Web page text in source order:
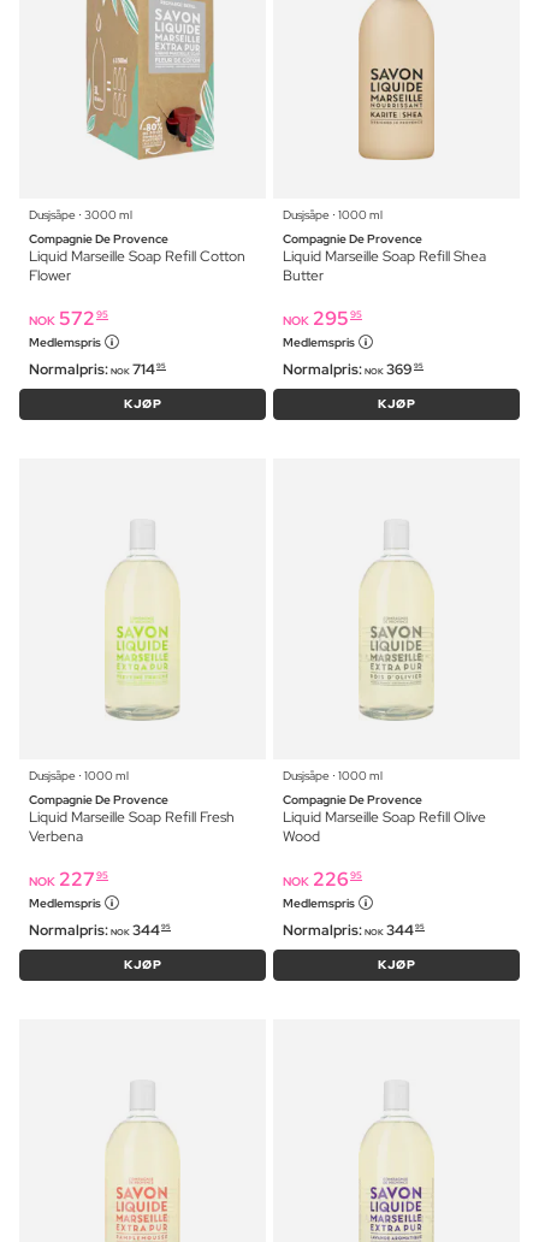
Dusjsåpe ⋅ 3000 ml
Compagnie De Provence
Liquid Marseille Soap Refill Cotton
Flower
NOK 572 95
Medlemspris
Normalpris: NOK 71495
KJØP
Dusjsåpe ⋅ 1000 ml
Compagnie De Provence
Liquid Marseille Soap Refill Shea
Butter
NOK 295 95
Medlemspris
Normalpris: NOK 369 95
KJØP
Dusjsåpe ⋅ 1000 ml
Compagnie De Provence
Liquid Marseille Soap Refill Fresh
Verbena
NOK 227 95
Medlemspris
Normalpris: NOK 34495
KJØP
Dusjsåpe ⋅ 1000 ml
Compagnie De Provence
Liquid Marseille Soap Refill Olive
Wood
NOK 226 95
Medlemspris
Normalpris: NOK 34495
KJØP